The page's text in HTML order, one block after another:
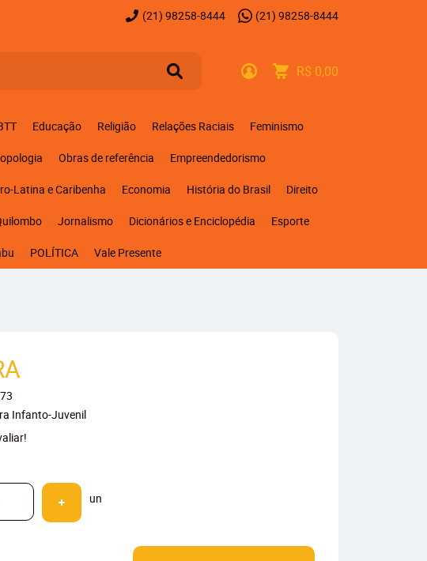
(21) 98258-8444 (21) 98258-8444
R$ 0,00
Educação Religião Relações Raciais Feminismo
Obras de referência Empreendedorismo
Latina e Caribenha Economia História do Brasil Direito
Jornalismo Dicionários e Enciclopédia Esporte
POLÍTICA Vale Presente
Infanto-Juvenil
un